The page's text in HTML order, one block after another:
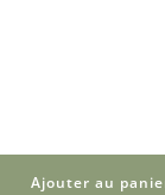
Ajouter au